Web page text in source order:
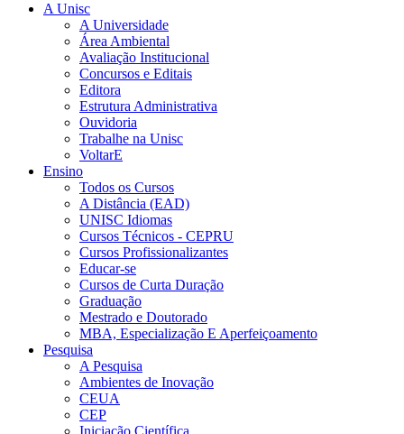
A Unisc
A Universidade
Área Ambiental
Avaliação Institucional
Concursos e Editais
Editora
Estrutura Administrativa
Ouvidoria
Trabalhe na Unisc
VoltarE
Ensino
Todos os Cursos
A Distância (EAD)
UNISC Idiomas
Cursos Técnicos - CEPRU
Cursos Profissionalizantes
Educar-se
Cursos de Curta Duração
Graduação
Mestrado e Doutorado
MBA, Especialização E Aperfeiçoamento
Pesquisa
A Pesquisa
Ambientes de Inovação
CEUA
CEP